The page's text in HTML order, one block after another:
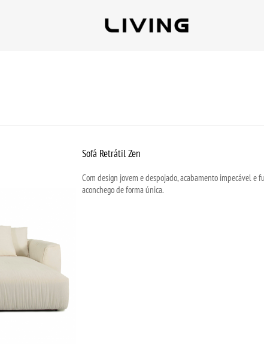
Sofá Retrátil Zen
Com design jovem e despojado, acabamento impecável
aconchego de forma única.